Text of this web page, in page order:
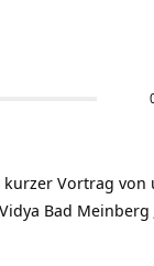
kurzer Vortrag von
Bad Meinberg